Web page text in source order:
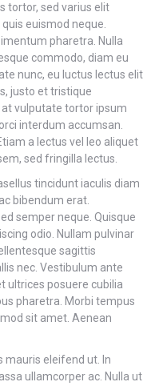
tortor, sed varius elit
euismod neque.
pharetra. Nulla
commodo, diam eu
nunc, eu luctus lectus elit
justo et tristique
vulputate tortor ipsum
interdum accumsan.
a lectus vel leo aliquet
sed fringilla lectus.
tincidunt iaculis diam
bibendum erat.
semper neque. Quisque
odio. Nullam pulvinar
sagittis
nec. Vestibulum ante
ultrices posuere cubilia
pharetra. Morbi tempus
sit amet. Aenean
mauris eleifend ut. In
ullamcorper ac. Nulla ut